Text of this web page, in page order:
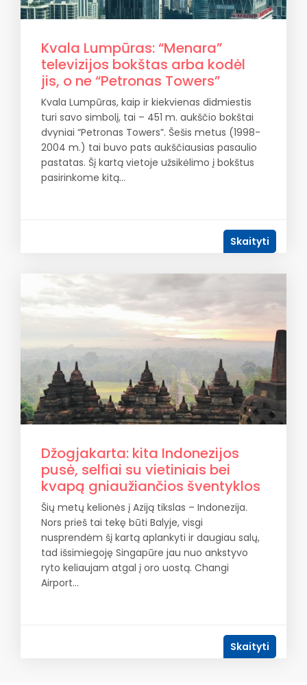
Kvala Lumpūras: “Menara”
televizijos bokštas arba kodėl
jis, o ne “Petronas Towers”
Kvala Lumpūras, kaip ir kiekvienas didmiestis
turi savo simbolį, tai – 451 m. aukščio bokštai
dvyniai “Petronas Towers”. Šešis metus (1998-
2004 m.) tai buvo pats aukščiausias pasaulio
pastatas. Šį kartą vietoje užsikėlimo į bokštus
pasirinkome kitą…
Skaityti
Džogjakarta: kita Indonezijos
pusė, selfiai su vietiniais bei
kvapą gniaužiančios šventyklos
Šių metų kelionės į Aziją tikslas – Indonezija.
Nors prieš tai tekę būti Balyje, visgi
nusprendėm šį kartą aplankyti ir daugiau salų,
tad išsimiegoję Singapūre jau nuo ankstyvo
ryto keliaujam atgal į oro uostą. Changi
Airport…
Skaityti